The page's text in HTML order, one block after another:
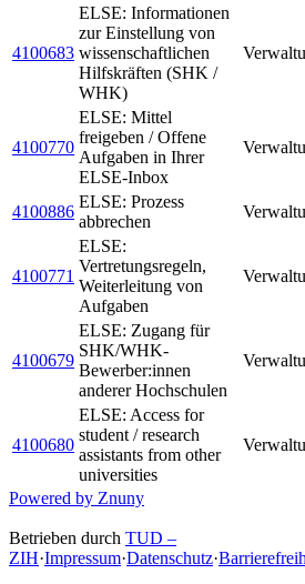
4100683
ELSE: Informationen
zur Einstellung von
wissenschaftlichen
Hilfskräften (SHK /
WHK)
4100770
ELSE: Mittel
freigeben / Offene
Aufgaben in Ihrer
ELSE-Inbox
4100886
ELSE: Prozess
abbrechen
4100771
ELSE:
Vertretungsregeln,
Weiterleitung von
Aufgaben
4100679
ELSE: Zugang für
SHK/WHK-
Bewerber:innen
anderer Hochschulen
4100680
ELSE: Access for
student / research
assistants from other
universities
Powered by Znuny
Betrieben durch TUD –
ZIH·Impressum·Datenschutz·